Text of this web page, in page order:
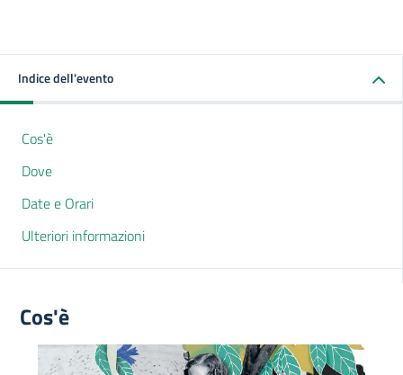
Indice dell'evento
Cos'è
Dove
Date e Orari
Ulteriori informazioni
Cos'è